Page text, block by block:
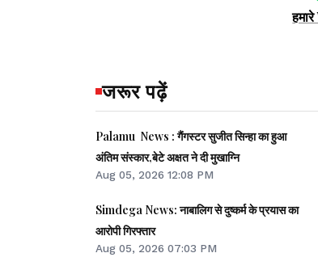
जरूर पढ़ें
Palamu News : गैंगस्टर सुजीत सिन्हा का हुआ
अंतिम संस्कार,बेटे अक्षत ने दी मुखाग्नि
Aug 05, 2026 12:08 PM
Simdega News: नाबालिग से दुष्कर्म के प्रयास का
आरोपी गिरफ्तार
Aug 05, 2026 07:03 PM